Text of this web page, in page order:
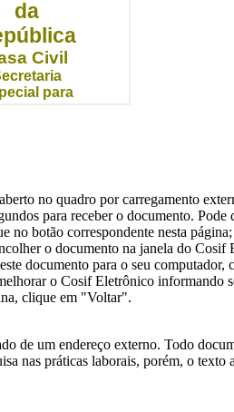
no quadro por carregamento
para receber o documento.
no botão correspondente nesta página;
o documento na janela do
documento para o seu
o Cosif Eletrônico informando
clique em "Voltar".
de um endereço externo. Todo
nas práticas laborais, porém, o